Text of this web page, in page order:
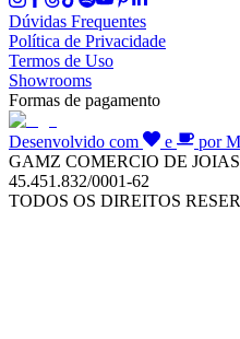
Dúvidas Frequentes
Política de Privacidade
Termos de Uso
Showrooms
Formas de pagamento
Desenvolvido com e
por
GAMZ COMERCIO DE
45.451.832/0001-62
TODOS OS DIREITOS